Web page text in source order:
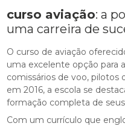
curso aviação: a
uma carreira de
O curso de aviação
uma excelente opção para
comissários de voo, pilotos
em 2016, a escola se
formação completa de
Com um currículo que